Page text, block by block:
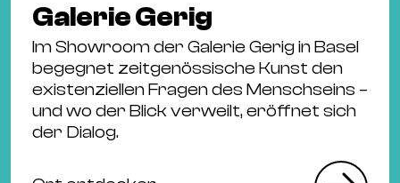
Galerie Gerig
Im Showroom der Galerie Gerig in Basel
begegnet zeitgenössische Kunst den
existenziellen Fragen des Menschseins –
und wo der Blick verweilt, eröffnet sich
der Dialog.